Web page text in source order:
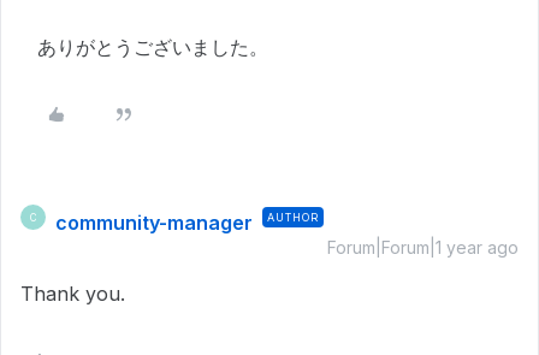
ありがとうございました。
C community-manager AUTHOR
Forum|Forum|1 year ago
Thank you.